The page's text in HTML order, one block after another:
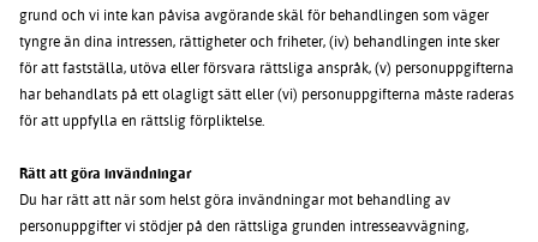
grund och vi inte kan påvisa avgörande skäl för behandlingen som väger
tyngre än dina intressen, rättigheter och friheter, (iv) behandlingen inte sker
för att fastställa, utöva eller försvara rättsliga anspråk, (v) personuppgifterna
har behandlats på ett olagligt sätt eller (vi) personuppgifterna måste raderas
för att uppfylla en rättslig förpliktelse.
Rätt att göra invändningar
Du har rätt att när som helst göra invändningar mot behandling av
personuppgifter vi stödjer på den rättsliga grunden intresseavvägning,